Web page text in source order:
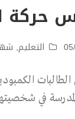
حركة
التعليم,
في